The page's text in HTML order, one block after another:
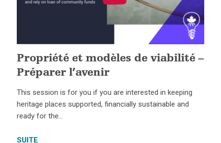
Propriété et modèles de viabilité –
Préparer l’avenir
This session is for you if you are interested in keeping
heritage places supported, financially sustainable and
ready for the…
SUITE